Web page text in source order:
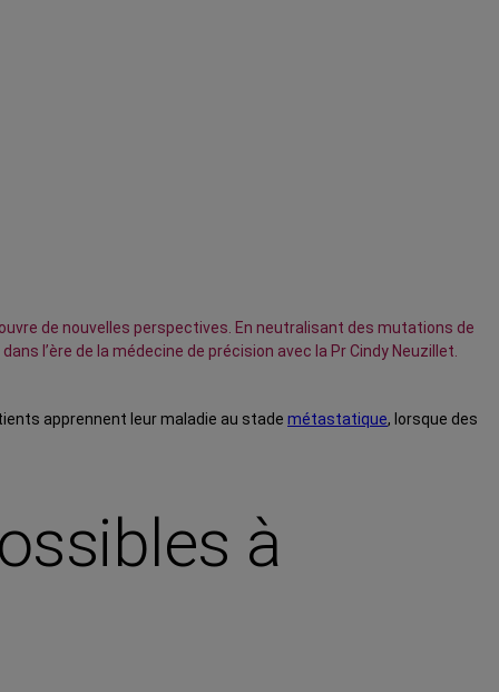
de nouvelles perspectives. En neutralisant des mutations de
l’ère de la médecine de précision avec la Pr Cindy Neuzillet.
apprennent leur maladie au stade métastatique, lorsque des
à